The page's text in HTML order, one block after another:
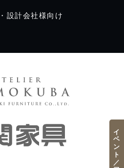
設計会社様向け
イベント／フェア